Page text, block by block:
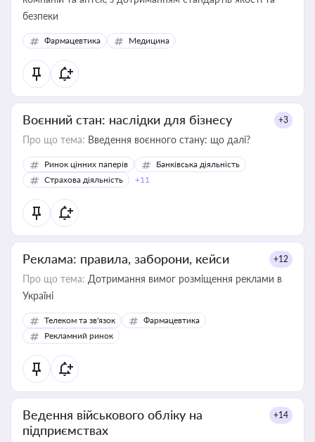
безпеки
Фармацевтика Медицина
Воєнний стан: наслідки для бізнесу +3
Про що тема: Введення воєнного стану: що далі?
Ринок цінних паперів
Банківська діяльність
Страхова діяльність
+11
Реклама: правила, заборони, кейси +12
Про що тема: Дотримання вимог розміщення реклами в
Україні
Телеком та зв'язок
Фармацевтика
Рекламний ринок
Ведення військового обліку на
підприємствах
+14